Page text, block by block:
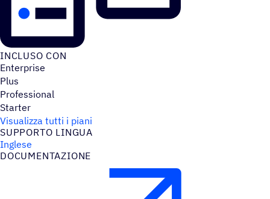
INCLUSO CON
Enterprise
Plus
Professional
Starter
Visualizza tutti i piani
SUPPORTO LINGUA
Inglese
DOCU­MEN­TA­ZIONE